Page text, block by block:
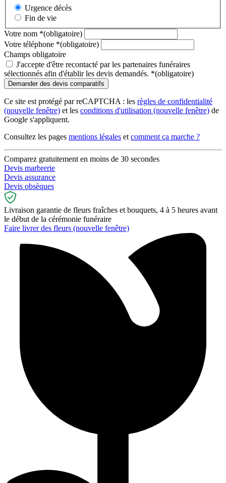
Urgence décès
Fin de vie
Votre nom *(obligatoire)
Votre téléphone *(obligatoire)
Champs obligatoire
J'accepte d'être recontacté par les partenaires funéraires
sélectionnés afin d'établir les devis demandés. *(obligatoire)
Ce site est protégé par reCAPTCHA : les règles de confidentialité
(nouvelle fenêtre) et les conditions d'utilisation (nouvelle fenêtre) de
Google s'appliquent.
Consultez les pages mentions légales et comment ça marche ?
Comparez gratuitement en moins de 30 secondes
Devis marbrerie
Devis assurance
Devis obsèques
Livraison garantie de fleurs fraîches et bouquets, 4 à 5 heures avant
le début de la cérémonie funéraire
Faire livrer des fleurs (nouvelle fenêtre)